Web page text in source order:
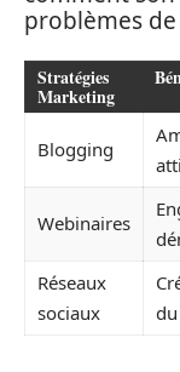
problèmes
Stratégies
Marketing
Blogging
Webinaires
Réseaux
sociaux